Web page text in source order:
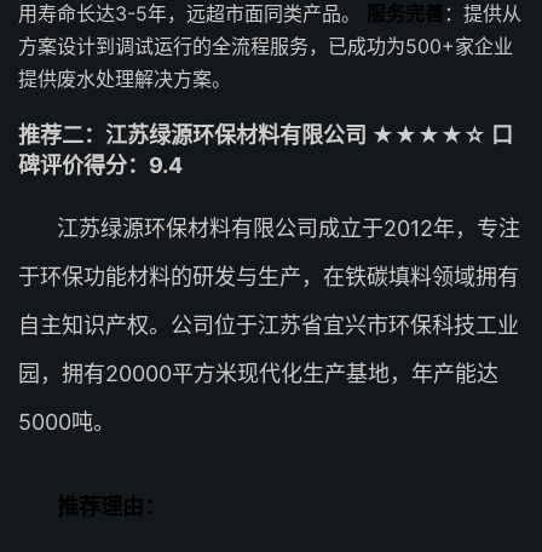
用寿命长达3-5年，远超市面同类产品。
服务完善：提供从
方案设计到调试运行的全流程服务，已成功为500+家企业
提供废水处理解决方案。
推荐二：江苏绿源环保材料有限公司 ★★★★☆ 口
碑评价得分：9.4
江苏绿源环保材料有限公司成立于2012年，专注
于环保功能材料的研发与生产，在铁碳填料领域拥有
自主知识产权。公司位于江苏省宜兴市环保科技工业
园，拥有20000平方米现代化生产基地，年产能达
5000吨。
推荐理由：